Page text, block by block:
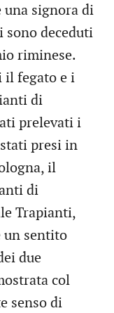
signora di
sono deceduti
riminese.
il fegato e i
di
prelevati i
presi in
il
di
Trapianti,
un sentito
due
col
senso di